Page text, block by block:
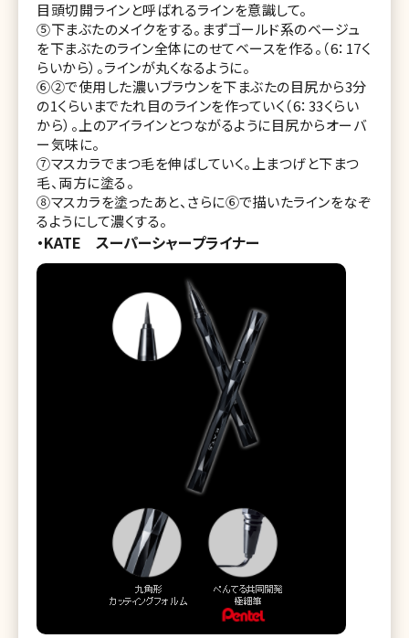
目頭切開ラインと呼ばれるラインを意識して。
⑤下まぶたのメイクをする。まずゴールド系のベージュ
を下まぶたのライン全体にのせてベースを作る。（6：17く
らいから）。ラインが丸くなるように。
⑥②で使用した濃いブラウンを下まぶたの目尻から3分
の1くらいまでたれ目のラインを作っていく（6：33くらい
から）。上のアイラインとつながるように目尻からオーバ
ー気味に。
⑦マスカラでまつ毛を伸ばしていく。上まつげと下まつ
毛、両方に塗る。
⑧マスカラを塗ったあと、さらに⑥で描いたラインをなぞ
るようにして濃くする。
・KATE スーパーシャープライナー